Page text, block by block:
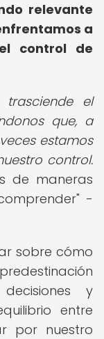
relevante
a
control de
el
que, a
estamos
control.
de maneras
-
sobre cómo
y
entre
por nuestro